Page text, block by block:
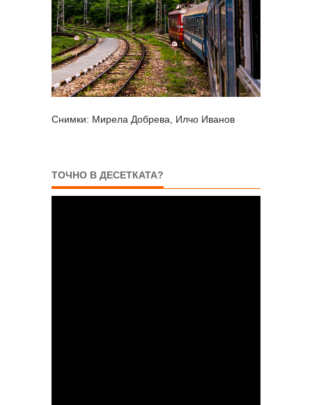
Снимки: Мирела Добрева, Илчо Иванов
ТОЧНО В ДЕСЕТКАТА?